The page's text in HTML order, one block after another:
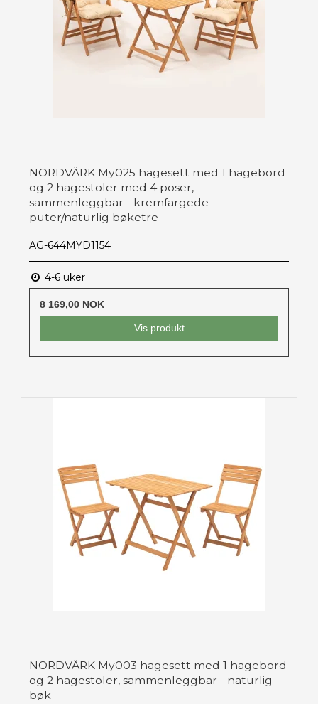
NORDVÄRK My025 hagesett med 1 hagebord
og 2 hagestoler med 4 poser,
sammenleggbar - kremfargede
puter/naturlig bøketre
AG-644MYD1154
4-6 uker
8 169,00 NOK
Vis produkt
NORDVÄRK My003 hagesett med 1 hagebord
og 2 hagestoler, sammenleggbar - naturlig
bøk